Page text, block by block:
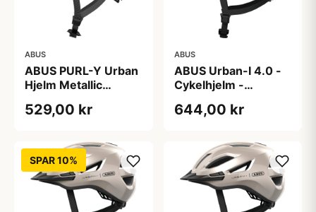
ABUS
ABUS PURL-Y Urban
Hjelm Metallic
529,00 kr
ABUS
ABUS Urban-I 4.0 -
Cykelhjelm -
644,00 kr
SPAR 10%